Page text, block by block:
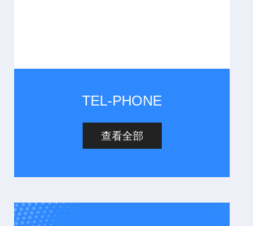
TEL-PHONE
查看全部